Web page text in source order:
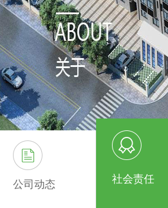
公司动态 社会责任